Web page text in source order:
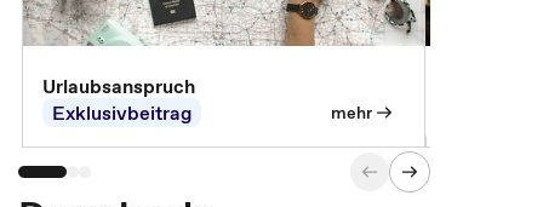
Urlaubsanspruch
Exklusivbeitrag
mehr